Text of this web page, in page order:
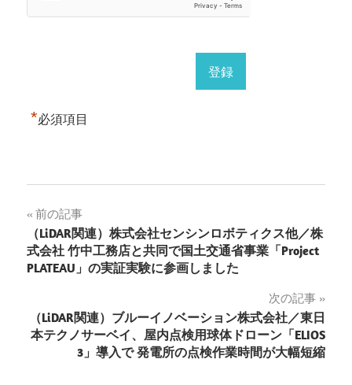
*必須項目
投
稿
ナ
ビ
ゲ
前の記事
（LiDAR関連）株式会社センシンロボティクス他／株
式会社 竹中工務店と共同で国土交通省事業「Project
PLATEAU」の実証実験に参画しました
次の記事
（LiDAR関連）ブルーイノベーション株式会社／東日
本テクノサーベイ、屋内点検用球体ドローン「ELIOS
3」導入で 発電所の点検作業時間が大幅短縮